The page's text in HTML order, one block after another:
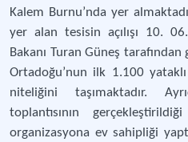
Kalem Burnu’nda yer
yer alan tesisin açılışı 10.
Bakanı Turan Güneş
Ortadoğu’nun ilk 1.100
niteliğini taşımaktadır.
toplantısının
organizasyona ev sahipliği